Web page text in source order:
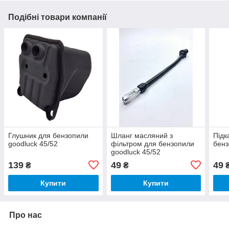
Подібні товари компанії
Глушник для бензопили
goodluck 45/52
139 ₴
Купити
Шланг масляний з
фільтром для бензопили
goodluck 45/52
49₴
Купити
49
Про нас